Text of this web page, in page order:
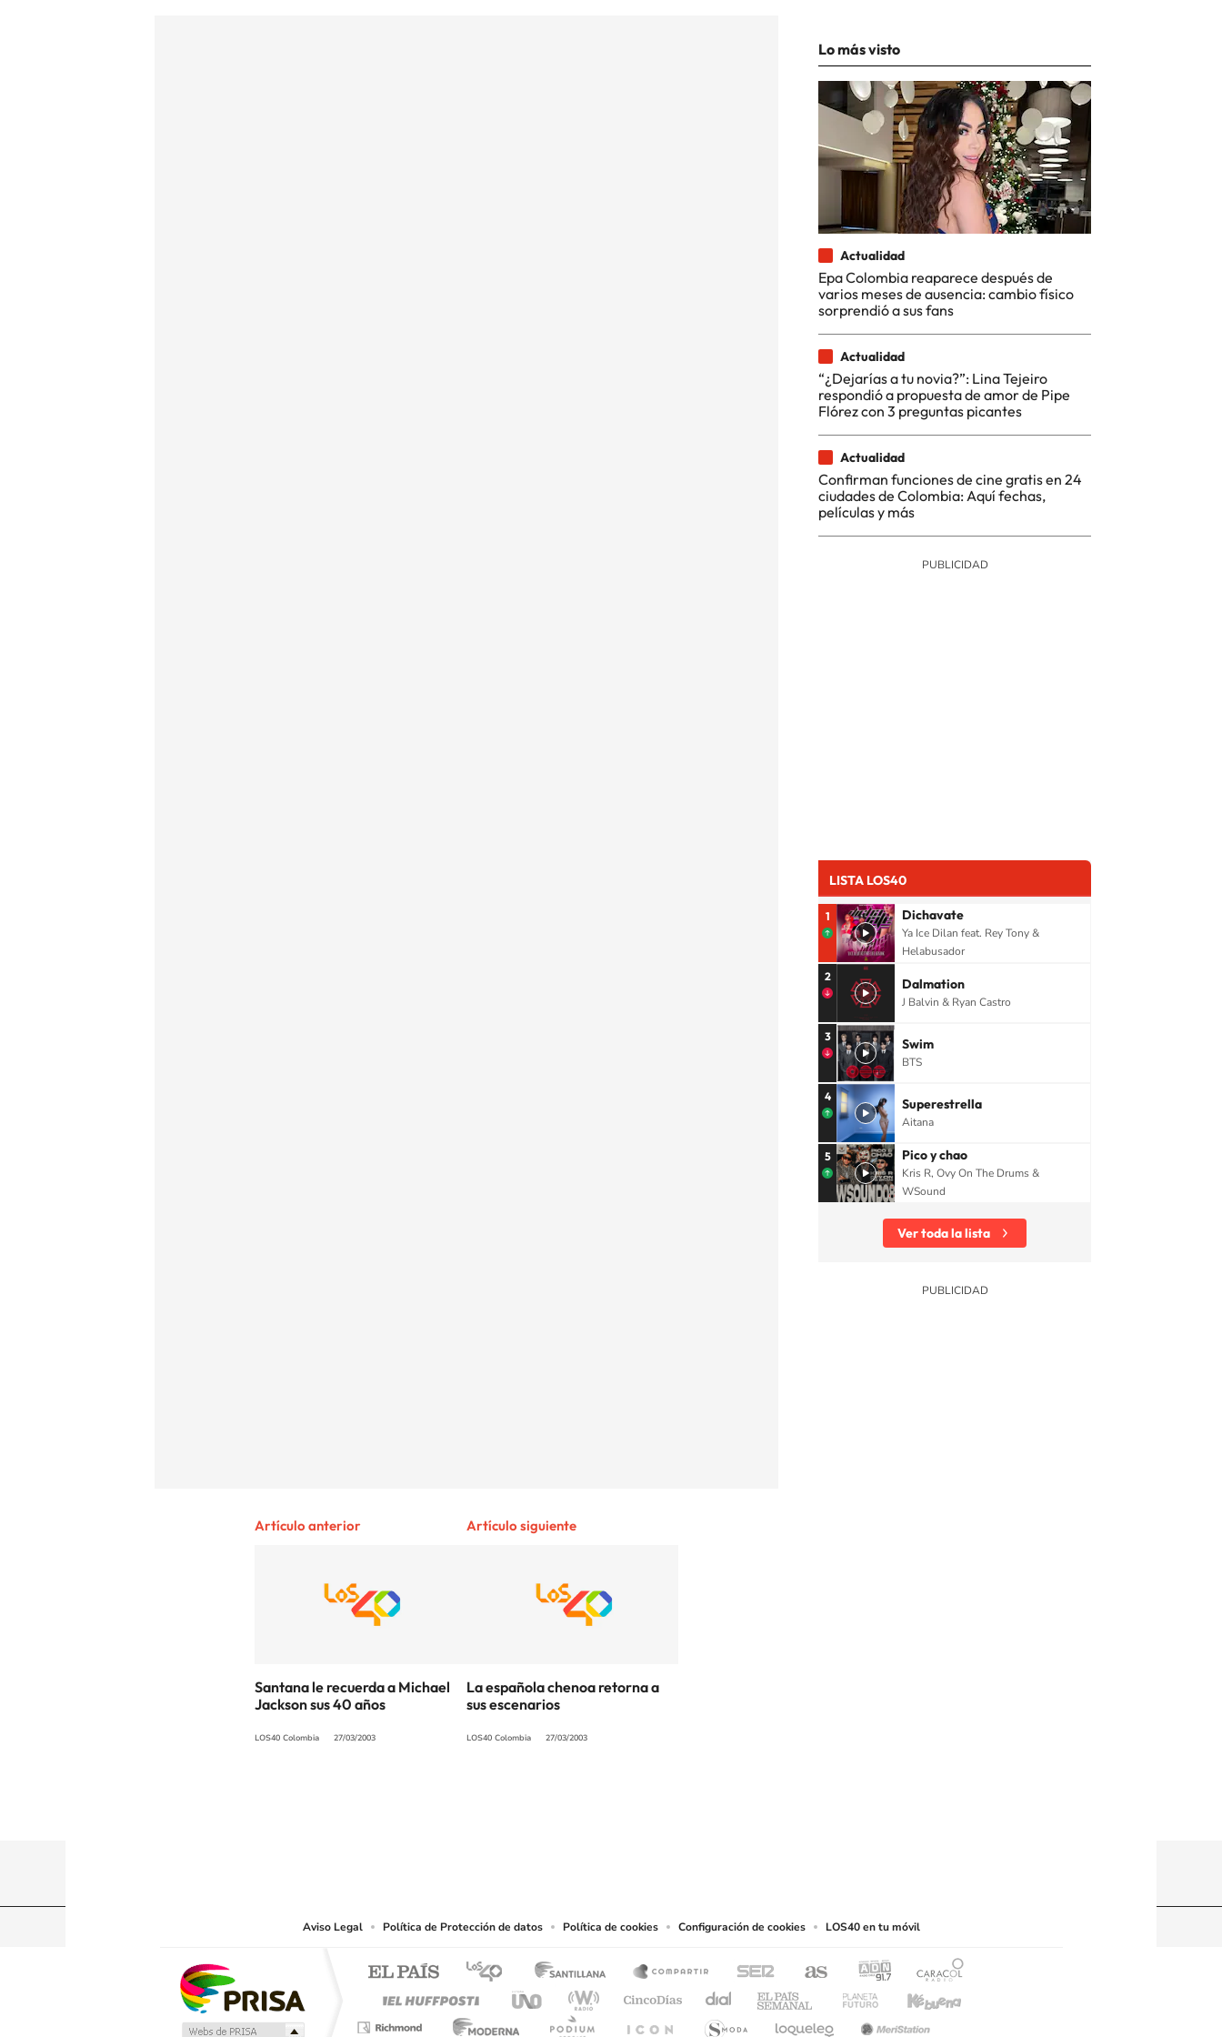
Artículo anterior
Santana le recuerda a Michael
Jackson sus 40 años
LOS40 Colombia 27/03/2003
Artículo siguiente
La española chenoa retorna a
sus escenarios
LOS40 Colombia 27/03/2003
Lo más visto
Actualidad
Epa Colombia reaparece después de
varios meses de ausencia: cambio físico
sorprendió a sus fans
Actualidad
“¿Dejarías a tu novia?”: Lina Tejeiro
respondió a propuesta de amor de Pipe
Flórez con 3 preguntas picantes
Actualidad
Confirman funciones de cine gratis en 24
ciudades de Colombia: Aquí fechas,
películas y más
LISTA LOS40
1 Dichavate
Ya Ice Dilan feat. Rey Tony &
Helabusador
2 Dalmation
J Balvin & Ryan Castro
3 Swim
BTS
4 Superestrella
Aitana
5 Pico y chao
Kris R, Ovy On The Drums &
WSound
Ver toda la lista
Aviso Legal Política de Protección de datos Política de cookies Configuración de cookies LOS40 en tu móvil